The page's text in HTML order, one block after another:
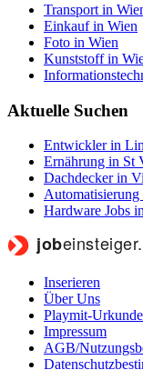
Transport in
Einkauf in Wien
Foto in Wien
Kunststoff in
Aktuelle Suchen
Entwickler in
Ernährung in St
Dachdecker in
Hardware Jobs
Inserieren
Über Uns
Playmit-
Impressum
AGB/